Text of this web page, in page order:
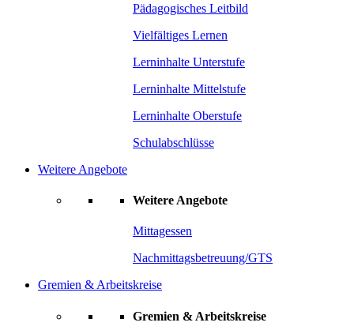
Pädagogisches Leitbild
Vielfältiges Lernen
Lerninhalte Unterstufe
Lerninhalte Mittelstufe
Lerninhalte Oberstufe
Schulabschlüsse
Weitere Angebote
Weitere Angebote
Mittagessen
Nachmittagsbetreuung/GTS
Gremien & Arbeitskreise
Gremien & Arbeitskreise